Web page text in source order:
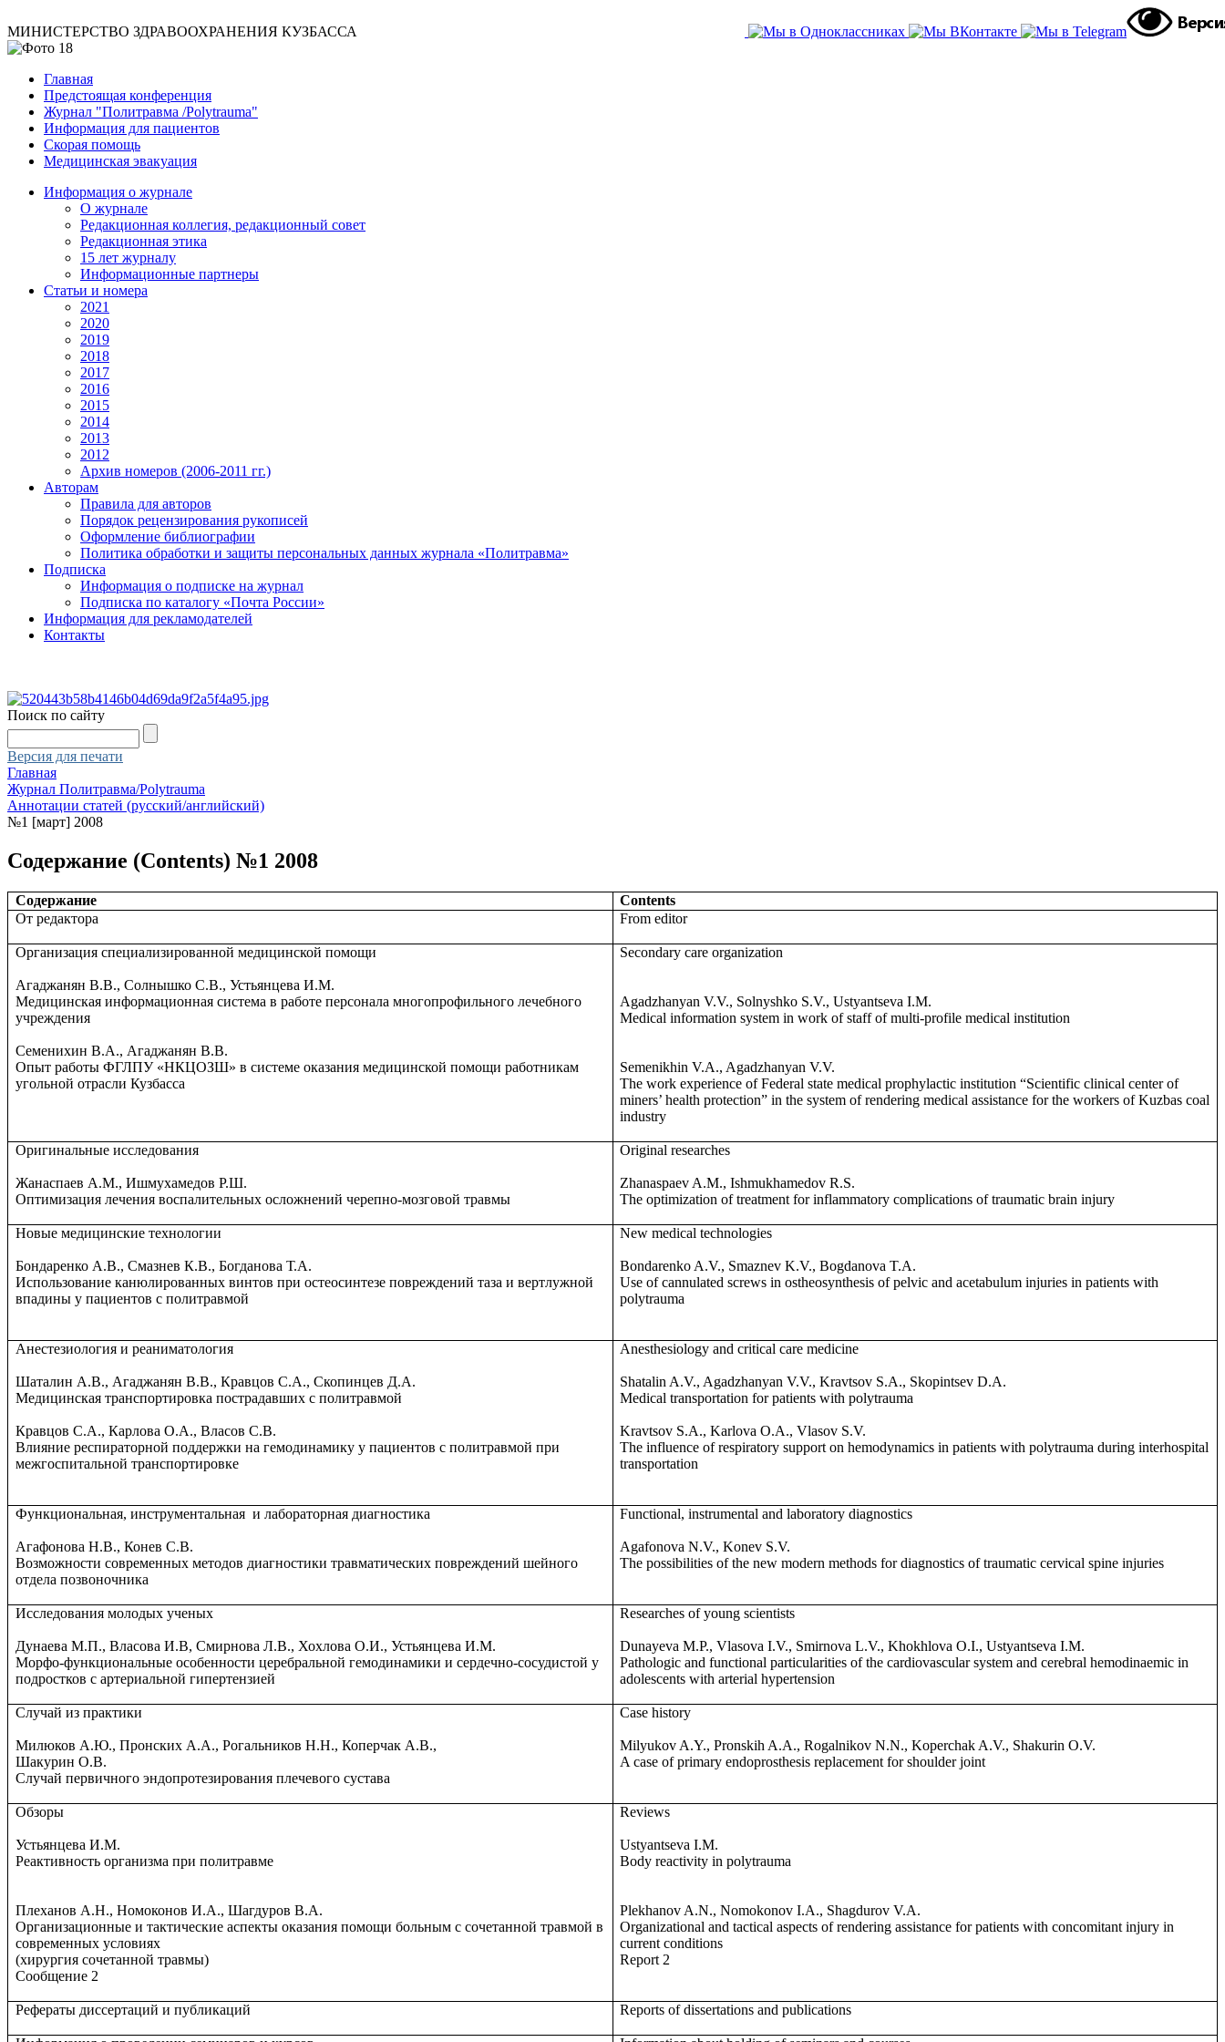
МИНИСТЕРСТВО ЗДРАВООХРАНЕНИЯ КУЗБАССА
Главная
Предстоящая конференция
Журнал "Политравма /Polytrauma"
Информация для пациентов
Скорая помощь
Медицинская эвакуация
Информация о журнале
О журнале
Редакционная коллегия, редакционный совет
Редакционная этика
15 лет журналу
Информационные партнеры
Статьи и номера
2021
2020
2019
2018
2017
2016
2015
2014
2013
2012
Архив номеров (2006-2011 гг.)
Авторам
Правила для авторов
Порядок рецензирования рукописей
Оформление библиографии
Политика обработки и защиты персональных данных журнала «Политравма»
Подписка
Информация о подписке на журнал
Подписка по каталогу «Почта России»
Информация для рекламодателей
Контакты
Поиск по сайту
Версия для печати
Главная
Журнал Политравма/Polytrauma
Аннотации статей (русский/английский)
№1 [март] 2008
Содержание (Contents) №1 2008
Содержание
Contents
От редактора
From editor
Организация специализированной медицинской помощи
Агаджанян В.В., Солнышко С.В., Устьянцева И.М.
Медицинская информационная система в работе персонала многопрофильного лечебного
учреждения
Семенихин В.А., Агаджанян В.В.
Опыт работы ФГЛПУ «НКЦОЗШ» в системе оказания медицинской помощи работникам
угольной отрасли Кузбасса
Secondary care organization
Agadzhanyan V.V., Solnyshko S.V., Ustyantseva I.M.
Medical information system in work of staff of multi-profile medical institution
Semenikhin V.A., Agadzhanyan V.V.
The work experience of Federal state medical prophylactic institution “Scientific clinical center of
miners’ health protection” in the system of rendering medical assistance for the workers of Kuzbas coal
industry
Оригинальные исследования
Жанаспаев A.M., Ишмухамедов Р.Ш.
Оптимизация лечения воспалительных осложнений черепно-мозговой травмы
Original researches
Zhanaspaev A.M., Ishmukhamedov R.S.
The optimization of treatment for inflammatory complications of traumatic brain injury
Новые медицинские технологии
Бондаренко А.В., Смазнев К.В., Богданова Т.А.
Использование канюлированных винтов при остеосинтезе повреждений таза и вертлужной
впадины у пациентов с политравмой
New medical technologies
Bondarenko A.V., Smaznev K.V., Bogdanova T.A.
Use of cannulated screws in ostheosynthesis of pelvic and acetabulum injuries in patients with
polytrauma
Анестезиология и реаниматология
Шаталин А.В., Агаджанян В.В., Кравцов С.А., Скопинцев Д.А.
Медицинская транспортировка пострадавших с политравмой
Кравцов С.А., Карлова О.А., Власов С.В.
Влияние респираторной поддержки на гемодинамику у пациентов с политравмой при
межгоспитальной транспортировке
Anesthesiology and critical care medicine
Shatalin A.V., Agadzhanyan V.V., Kravtsov S.A., Skopintsev D.A.
Medical transportation for patients with polytrauma
Kravtsov S.A., Karlova O.A., Vlasov S.V.
The influence of respiratory support on hemodynamics in patients with polytrauma during interhospital
transportation
Функциональная, инструментальная и лабораторная диагностика
Агафонова Н.В., Конев С.В.
Возможности современных методов диагностики травматических повреждений шейного
отдела позвоночника
Functional, instrumental and laboratory diagnostics
Agafonova N.V., Konev S.V.
The possibilities of the new modern methods for diagnostics of traumatic cervical spine injuries
Исследования молодых ученых
Дунаева М.П., Власова И.В, Смирнова Л.В., Хохлова О.И., Устьянцева И.М.
Морфо-функциональные особенности церебральной гемодинамики и сердечно-сосудистой у
подростков с артериальной гипертензией
Researches of young scientists
Dunayeva M.P., Vlasova I.V., Smirnova L.V., Khokhlova O.I., Ustyantseva I.M.
Pathologic and functional particularities of the cardiovascular system and cerebral hemodinaemic in
adolescents with arterial hypertension
Случай из практики
Милюков А.Ю., Пронских А.А., Рогальников Н.Н., Коперчак А.В.,
Шакурин О.В.
Случай первичного эндопротезирования плечевого сустава
Case history
Milyukov A.Y., Pronskih A.A., Rogalnikov N.N., Koperchak A.V., Shakurin O.V.
A case of primary endoprosthesis replacement for shoulder joint
Обзоры
Устьянцева И.М.
Реактивность организма при политравме
Плеханов А.Н., Номоконов И.А., Шагдуров В.А.
Организационные и тактические аспекты оказания помощи больным с сочетанной травмой в
современных условиях
(хирургия сочетанной травмы)
Сообщение 2
Reviews
Ustyantseva I.M.
Body reactivity in polytrauma
Plekhanov A.N., Nomokonov I.A., Shagdurov V.A.
Organizational and tactical aspects of rendering assistance for patients with concomitant injury in
current conditions
Report 2
Рефераты диссертаций и публикаций Reports of dissertations and publications